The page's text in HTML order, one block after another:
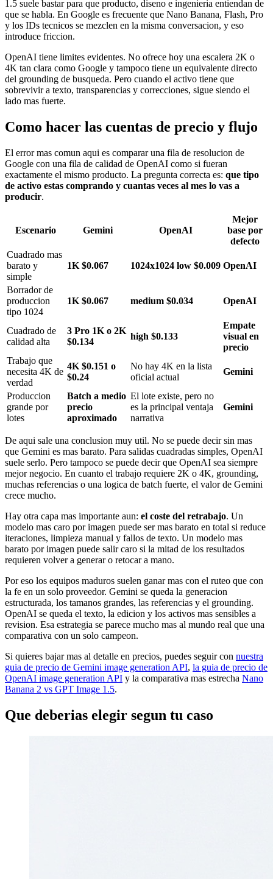
1.5 suele bastar para que producto, diseno e ingenieria entiendan de
que se habla. En Google es frecuente que Nano Banana, Flash, Pro
y los IDs tecnicos se mezclen en la misma conversacion, y eso
introduce friccion.
OpenAI tiene limites evidentes. No ofrece hoy una escalera 2K o
4K tan clara como Google y tampoco tiene un equivalente directo
del grounding de busqueda. Pero cuando el activo tiene que
sobrevivir a texto, transparencias y correcciones, sigue siendo el
lado mas fuerte.
Como hacer las cuentas de precio y flujo
El error mas comun aqui es comparar una fila de resolucion de
Google con una fila de calidad de OpenAI como si fueran
exactamente el mismo producto. La pregunta correcta es: que tipo
de activo estas comprando y cuantas veces al mes lo vas a
producir.
Escenario Gemini OpenAI
Mejor
base por
defecto
Cuadrado mas
barato y
simple
1K $0.067 1024x1024 low $0.009 OpenAI
Borrador de
produccion
tipo 1024
1K $0.067 medium $0.034 OpenAI
Cuadrado de
calidad alta
3 Pro 1K o 2K
$0.134
high $0.133
Empate
visual en
precio
Trabajo que
necesita 4K de
verdad
4K $0.151 o
$0.24
No hay 4K en la lista
oficial actual
Gemini
Produccion
grande por
lotes
Batch a medio
precio
aproximado
El lote existe, pero no
es la principal ventaja
narrativa
Gemini
De aqui sale una conclusion muy util. No se puede decir sin mas
que Gemini es mas barato. Para salidas cuadradas simples, OpenAI
suele serlo. Pero tampoco se puede decir que OpenAI sea siempre
mejor negocio. En cuanto el trabajo requiere 2K o 4K, grounding,
muchas referencias o una logica de batch fuerte, el valor de Gemini
crece mucho.
Hay otra capa mas importante aun: el coste del retrabajo. Un
modelo mas caro por imagen puede ser mas barato en total si reduce
iteraciones, limpieza manual y fallos de texto. Un modelo mas
barato por imagen puede salir caro si la mitad de los resultados
requieren volver a generar o retocar a mano.
Por eso los equipos maduros suelen ganar mas con el ruteo que con
la fe en un solo proveedor. Gemini se queda la generacion
estructurada, los tamanos grandes, las referencias y el grounding.
OpenAI se queda el texto, la edicion y los activos mas sensibles a
revision. Esa estrategia se parece mucho mas al mundo real que una
comparativa con un solo campeon.
Si quieres bajar mas al detalle en precios, puedes seguir con nuestra
guia de precio de Gemini image generation API, la guia de precio de
OpenAI image generation API y la comparativa mas estrecha Nano
Banana 2 vs GPT Image 1.5.
Que deberias elegir segun tu caso